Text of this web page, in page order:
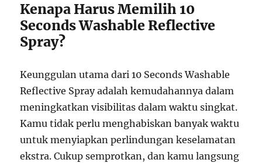
Kenapa Harus Memilih 10
Seconds Washable Reflective
Spray?
Keunggulan utama dari 10 Seconds Washable
Reflective Spray adalah kemudahannya dalam
meningkatkan visibilitas dalam waktu singkat.
Kamu tidak perlu menghabiskan banyak waktu
untuk menyiapkan perlindungan keselamatan
ekstra. Cukup semprotkan, dan kamu langsung